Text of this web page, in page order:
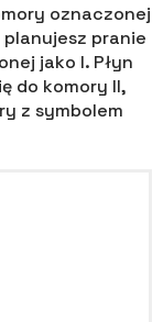
oznaczonej
pranie
jako I. Płyn
do komory II,
z symbolem